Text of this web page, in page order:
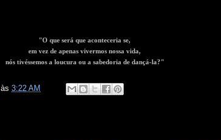
"O que será que aconteceria se,
em vez de apenas vivermos nossa vida,
nós tivéssemos a loucura ou a sabedoria de dançá-la?"
às 3:22 AM